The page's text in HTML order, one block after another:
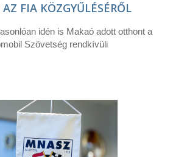
FIA KÖZGYŰLÉSÉRŐL
idén is Makaó adott otthont a
Szövetség rendkívüli